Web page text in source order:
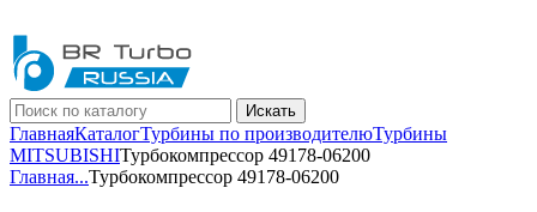
Искать
ГлавнаяКаталогТурбины по производителюТурбины
MITSUBISHIТурбокомпрессор 49178-06200
Главная...Турбокомпрессор 49178-06200